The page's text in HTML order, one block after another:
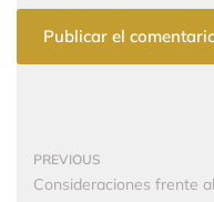
PREVIOUS